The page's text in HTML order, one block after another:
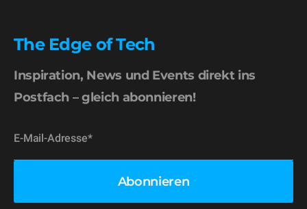
The Edge of Tech
Inspiration, News und Events direkt ins
Postfach – gleich abonnieren!